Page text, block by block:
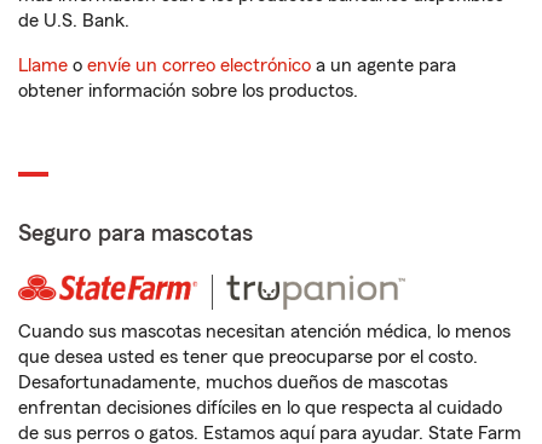
de U.S. Bank.
Llame o envíe un correo electrónico a un agente para
obtener información sobre los productos.
Seguro para mascotas
Cuando sus mascotas necesitan atención médica, lo menos
que desea usted es tener que preocuparse por el costo.
Desafortunadamente, muchos dueños de mascotas
enfrentan decisiones difíciles en lo que respecta al cuidado
de sus perros o gatos. Estamos aquí para ayudar. State Farm